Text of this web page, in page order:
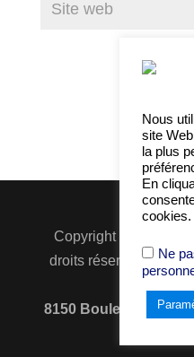
Copyright © 2016-
droits réservés |À
8150 Boulevard
Nous
site
la plus
En
cookies.
Ne